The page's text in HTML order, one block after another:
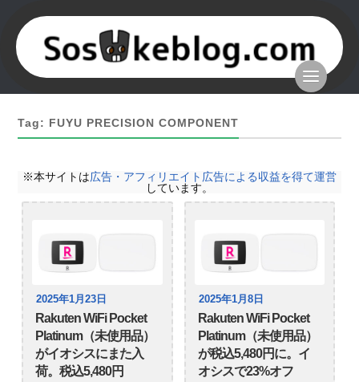
Tag: FUYU PRECISION COMPONENT
※本サイトは広告・アフィリエイト広告による収益を得て運営
しています。
2025年1月23日
Rakuten WiFi Pocket
Platinum（未使用品）
がイオシスにまた入
荷。税込5,480円
2025年1月8日
Rakuten WiFi Pocket
Platinum（未使用品）
が税込5,480円に。イ
オシスで23%オフ